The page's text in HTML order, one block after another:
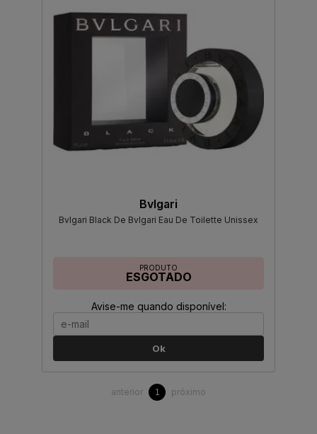
Bvlgari
Bvlgari Black De Bvlgari Eau De Toilette Unissex
PRODUTO
ESGOTADO
Avise-me quando disponível:
Ok
anterior 1 próximo